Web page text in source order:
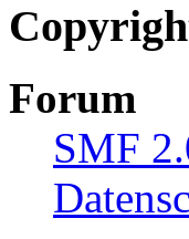
Forum
SMF